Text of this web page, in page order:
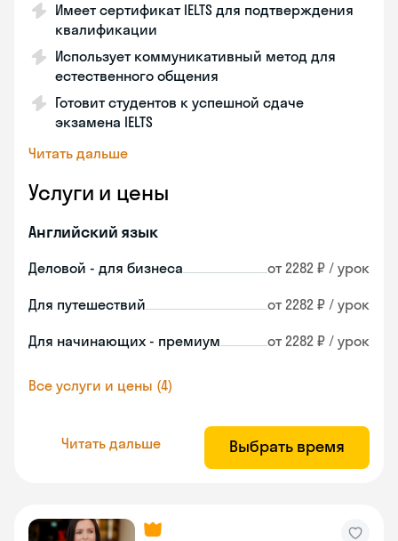
Имеет сертификат IELTS для подтверждения
квалификации
Использует коммуникативный метод для
естественного общения
Готовит студентов к успешной сдаче
экзамена IELTS
Читать дальше
Услуги и цены
Английский язык
Деловой - для бизнеса от 2282 ₽ / урок
Для путешествий от 2282 ₽ / урок
Для начинающих - премиум от 2282 ₽ / урок
Все услуги и цены (4)
Читать дальше Выбрать время